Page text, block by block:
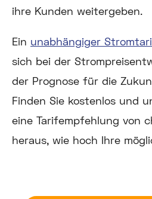
ihre Kunden weitergeben.
Ein unabhängiger
sich bei der
der Prognose für die
Finden Sie kostenlos und
eine Tarifempfehlung von
heraus, wie hoch Ihre